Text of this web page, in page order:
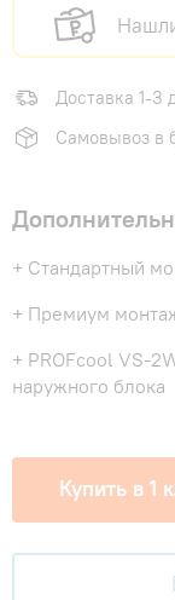
Доставка 1-3
Самовывоз в
+ Стандартный
+ Премиум
+ PROFcool VS-
наружного блока
Купить в 1